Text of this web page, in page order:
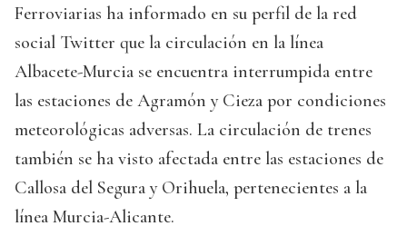
Ferroviarias ha informado en su perfil de la red
social Twitter que la circulación en la línea
Albacete-Murcia se encuentra interrumpida entre
las estaciones de Agramón y Cieza por condiciones
meteorológicas adversas. La circulación de trenes
también se ha visto afectada entre las estaciones de
Callosa del Segura y Orihuela, pertenecientes a la
línea Murcia-Alicante.